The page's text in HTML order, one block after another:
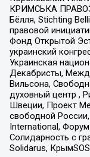
КРИМСЬКА
Бёлля, Stichting
правовой
Фонд Открытой
украинский
Украинская
Декабристы,
Вильсона,
духовный центр ,
Швеции, Проект
свободной
International,
Солидарность с
Solidarus,